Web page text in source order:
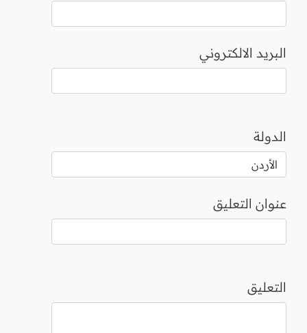
البريد الالكتروني
الدولة
عنوان التعليق
التعليق